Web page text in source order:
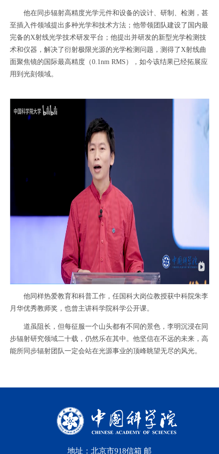
他在同步辐射高精度光学元件和设备的设计、研制、检测，甚
至插入件领域提出多种光学和技术方法；他带领团队建设了国内最
完备的X射线光学技术研发平台；他提出并研发的新型光学检测技
术和仪器，解决了衍射极限光源的光学检测问题，测得了X射线曲
面聚焦镜的国际最高精度（0.1nm RMS），如今该结果已经拓展应
用到光刻领域。
他同样热爱教育和科普工作，任国科大岗位教授获中科院朱李
月华优秀教师奖，也曾主讲科学院科学公开课。
道虽阻长，但每征服一个山头都有不同的景色，李明沉浸在同
步辐射研究领域二十载，仍然乐在其中。他坚信在不远的未来，高
能所同步辐射团队一定会站在光源事业的顶峰眺望无尽的风光。
地址：北京市918信箱 邮